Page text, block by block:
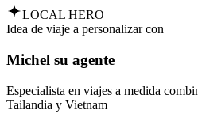
LOCAL HERO
Idea de viaje a personalizar con
Michel su agente
Especialista en viajes a medida
Tailandia y Vietnam